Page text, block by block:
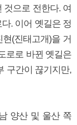
것으로 전한다. 여
. 이어 옛길은 정
(진태고개)을 거
로로 바뀐 옛길은
구간이 끊기지만,
양산 및 울산 쪽